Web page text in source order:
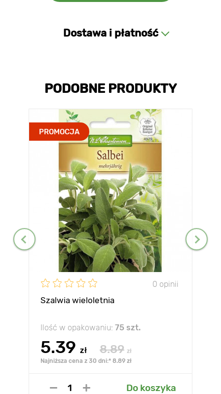
Dostawa i płatność
PODOBNE PRODUKTY
PROMOCJA
0 opinii
Szalwia wieloletnia
Ilość w opakowaniu: 75 szt.
5.39 zł 8.89 zł
Najniższa cena z 30 dni:* 8.89 zł
Do koszyka